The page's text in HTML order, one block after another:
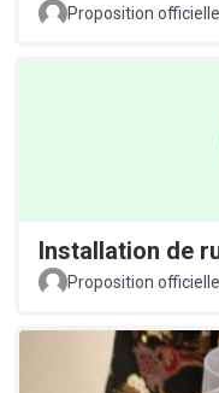
Proposition officielle
Installation de
Proposition officielle